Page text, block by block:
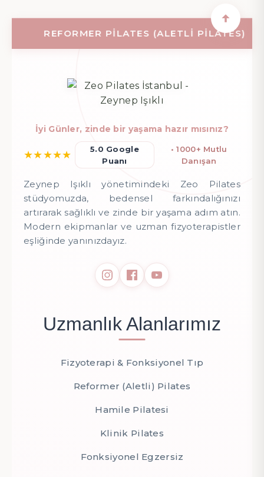
REFORMER PILATES (ALETLI PILATES)
İyi Günler, zinde bir yaşama hazır mısınız?
★★★★★
5.0 Google
Puanı
• 1000+ Mutlu
Danışan
Zeynep Işıklı yönetimindeki Zeo Pilates
stüdyomuzda, bedensel farkındalığınızı
artırarak sağlıklı ve zinde bir yaşama adım atın.
Modern ekipmanlar ve uzman fizyoterapistler
eşliğinde yanınızdayız.
Uzmanlık Alanlarımız
Fizyoterapi & Fonksiyonel Tıp
Reformer (Aletli) Pilates
Hamile Pilatesi
Klinik Pilates
Fonksiyonel Egzersiz